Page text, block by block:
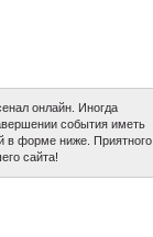
онлайн. Иногда
события иметь
в форме ниже. Приятного
сайта!